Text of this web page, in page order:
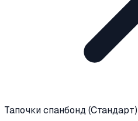
Тапочки спанбонд (Стандарт)